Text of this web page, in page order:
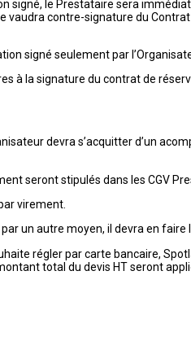
signé, le Prestataire sera
vaudra contre-signature du
signé seulement par
à la signature du contrat de
devra s’acquitter d’un
seront stipulés dans les CGV
virement.
un autre moyen, il devra en
régler par carte bancaire,
total du devis HT seront